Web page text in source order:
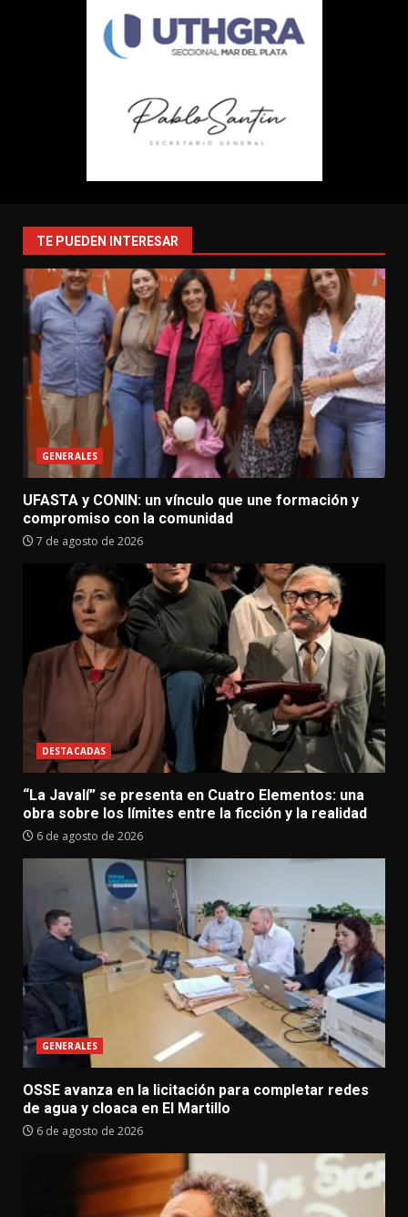
TE PUEDEN INTERESAR
GENERALES
UFASTA y CONIN: un vínculo que une formación y
compromiso con la comunidad
7 de agosto de 2026
DESTACADAS
“La Javalí” se presenta en Cuatro Elementos: una
obra sobre los límites entre la ficción y la realidad
6 de agosto de 2026
GENERALES
OSSE avanza en la licitación para completar redes
de agua y cloaca en El Martillo
6 de agosto de 2026